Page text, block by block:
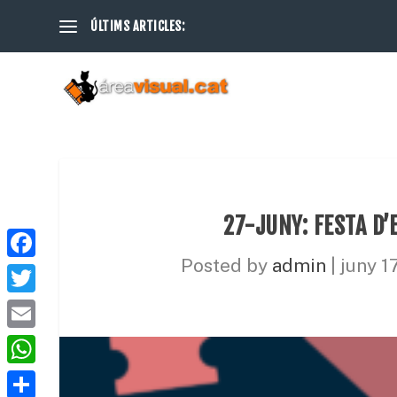
ÚLTIMS ARTICLES:
27-JUNY: FESTA
Posted by admin juny
F
a
c
e
b
T
w
i
t
E
m
W